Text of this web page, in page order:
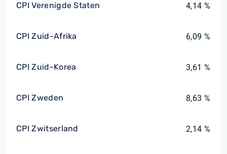
CPI Verenigde Staten 4,14 %
CPI Zuid-Afrika 6,09 %
CPI Zuid-Korea 3,61 %
CPI Zweden 8,63 %
CPI Zwitserland 2,14 %